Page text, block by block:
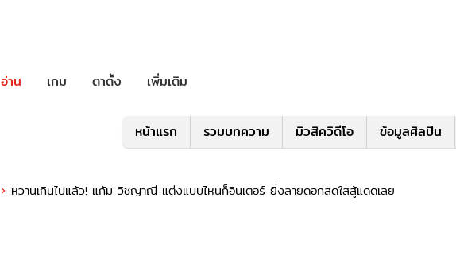
อ่าน เกม ตาตั้ง เพิ่มเติม
หน้าแรก รวมบทความ มิวสิควิดีโอ ข้อมูลศิลปิน
หวานเกินไปแล้ว! แก้ม วิชญาณี แต่งแบบไหนก็อินเตอร์ ยิ่งลายดอกสดใสสู้แดดเลย